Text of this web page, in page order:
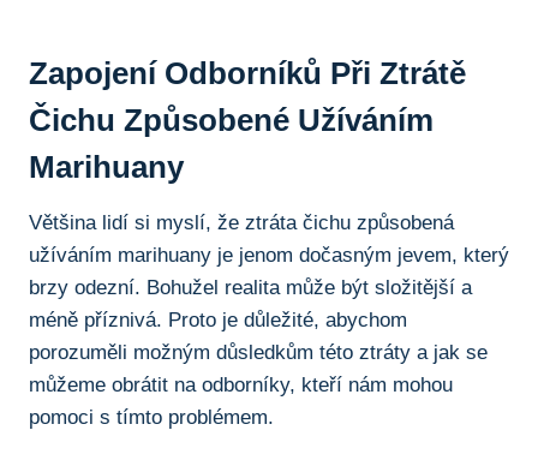
Zapojení Odborníků Při Ztrátě
Čichu Způsobené Užíváním⁤
Marihuany
Většina lidí⁣ si ​myslí,‌ že ztráta čichu způsobená
užíváním marihuany je jenom‍ dočasným jevem, který
brzy odezní. ‌Bohužel realita‍ může⁤ být ⁤složitější a
méně ‌příznivá. Proto je ⁣důležité,⁣ abychom
porozuměli ⁤možným důsledkům ⁣této ztráty a jak se
můžeme obrátit ⁣na​ odborníky, kteří nám mohou‍
pomoci ​s ⁤tímto‍ problémem.